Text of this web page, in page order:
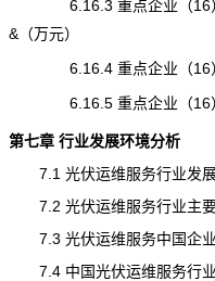
6.16.3 重点企业（16）
&（万元）
6.16.4 重点企业（16）
6.16.5 重点企业（16）
第七章 行业发展环境分析
7.1 光伏运维服务行业发
7.2 光伏运维服务行业主要
7.3 光伏运维服务中国企业
7.4 中国光伏运维服务行业